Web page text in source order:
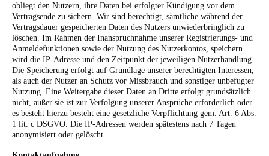
obliegt den Nutzern, ihre Daten bei erfolgter Kündigung vor dem
Vertragsende zu sichern. Wir sind berechtigt, sämtliche während der
Vertragsdauer gespeicherten Daten des Nutzers unwiederbringlich zu
löschen. Im Rahmen der Inanspruchnahme unserer Registrierungs- und
Anmeldefunktionen sowie der Nutzung des Nutzerkontos, speichern
wird die IP-Adresse und den Zeitpunkt der jeweiligen Nutzerhandlung.
Die Speicherung erfolgt auf Grundlage unserer berechtigten Interessen,
als auch der Nutzer an Schutz vor Missbrauch und sonstiger unbefugter
Nutzung. Eine Weitergabe dieser Daten an Dritte erfolgt grundsätzlich
nicht, außer sie ist zur Verfolgung unserer Ansprüche erforderlich oder
es besteht hierzu besteht eine gesetzliche Verpflichtung gem. Art. 6 Abs.
1 lit. c DSGVO. Die IP-Adressen werden spätestens nach 7 Tagen
anonymisiert oder gelöscht.